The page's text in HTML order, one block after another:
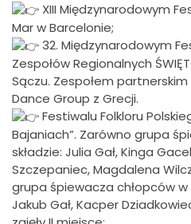
XIII Międzynarodowym
Mar w Barcelonie;
32. Międzynarodowym
Zespołów Regionalnych
Sączu. Zespołem partnerskim
Dance Group z Grecji.
Festiwalu Folkloru
Bajaniach”. Zarówno grupa
składzie: Julia Gał, Kinga
Szczepaniec, Magdalena
grupa śpiewacza chłopców w
Jakub Gał, Kacper